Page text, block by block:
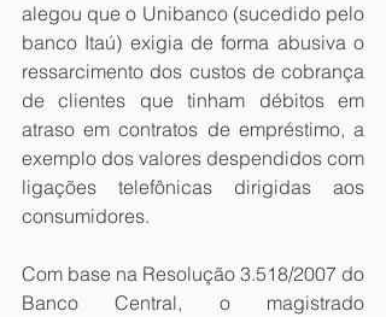
alegou que o Unibanco (sucedido pelo
banco Itaú) exigia de forma abusiva o
ressarcimento dos custos de cobrança
de clientes que tinham débitos em
atraso em contratos de empréstimo, a
exemplo dos valores despendidos com
ligações telefônicas dirigidas aos
consumidores.
Com base na Resolução 3.518/2007 do
Banco Central, o magistrado